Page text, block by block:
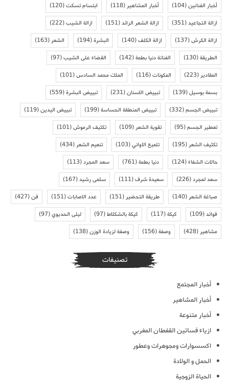
أخبار الفنانين(104) أخبار المشاهير(118) ابتسام تسكت(120)
ازالة التجاعيد(351) ازالة الشعر الزائد(151) ازالة الشيب(222)
ازالة الكرش(137) ازالة الكلف(140) البشرة(194) الشعر(163)
الطريقة(130) الفنانة دنيا بطمة(142) القضاء على الشيب(97)
المقادير(223) المكونات(116) الملك محمد السادس(101)
بسمة بوسيل(139) تبييض الاسنان(231) تبييض البشرة(559)
تبييض الجسم(332) تبييض المنطقة الحساسة(199) تبييض اليدين(119)
تعطير الجسم(95) تقوية الشعر(109) تكثيف الرموش(101)
تكثيف الشعر(195) تلميع الاواني(103) تنعيم الشعر(434)
حالات الشفاء(124) دنيا بطمة(761) سعد المجرد(113)
سعد لمجرد(226) سعيدة شرف(111) سلمى رشيد(167)
صباغة الشعر(140) طريقة التحضير(151) عدد الاصابات(151) فن(427)
فوائد(109) كيكة(117) كيكة بالشكلاط(97) ليلى الحديوي(97)
مشاهير(428) وصفة(156) وصفة لزيادة الوزن(138)
تصنيفات
أخبار المجتمع
أخبار المشاهير
أخبار متنوعة
ازياء فساتين القفطان المغربي
اكسسوارات ومجوهرات وعطور
الحمل و الولادة
الحياة الزوجية